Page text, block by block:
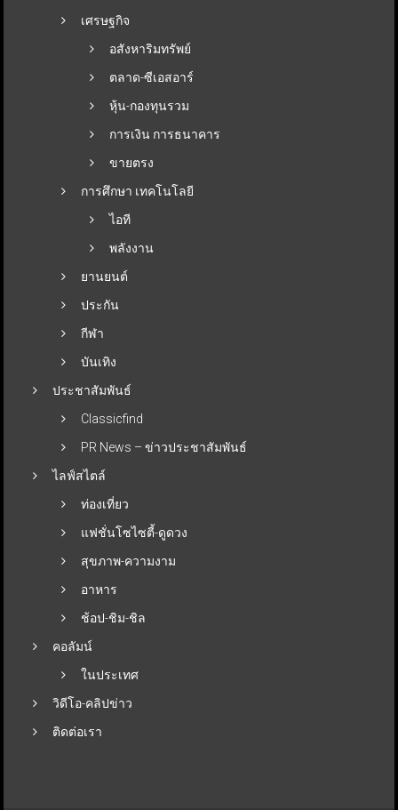
เศรษฐกิจ
อสังหาริมทรัพย์
ตลาด-ซีเอสอาร์
หุ้น-กองทุนรวม
การเงิน การธนาคาร
ขายตรง
การศึกษา เทคโนโลยี
ไอที
พลังงาน
ยานยนต์
ประกัน
กีฬา
บันเทิง
ประชาสัมพันธ์
Classicfind
PR News – ข่าวประชาสัมพันธ์
ไลฟ์สไตล์
ท่องเที่ยว
แฟชั่นโซไซตี้-ดูดวง
สุขภาพ-ความงาม
อาหาร
ช้อป-ชิม-ชิล
คอลัมน์
ในประเทศ
วิดีโอ-คลิปข่าว
ติดต่อเรา